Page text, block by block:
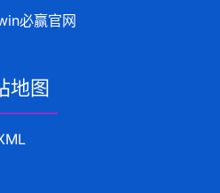
必赢官网
地图